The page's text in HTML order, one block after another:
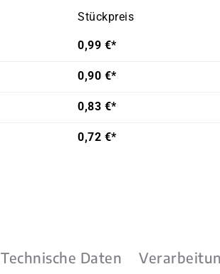
Stückpreis
0,99 €*
0,90 €*
0,83 €*
0,72 €*
Technische Daten